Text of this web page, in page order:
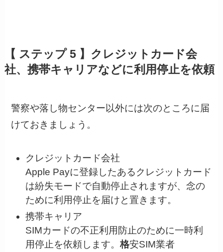
【 ステップ 5 】クレジットカード会
社、携帯キャリアなどに利用停止を依頼
警察や落し物センター以外には次のところに届
けておきましょう。
クレジットカード会社
Apple Payに登録したあるクレジットカード
は紛失モードで自動停止されますが、念の
ために利用停止を届けと置きます。
携帯キャリア
SIMカードの不正利用防止のために一時利
用停止を依頼します。格安SIM業者